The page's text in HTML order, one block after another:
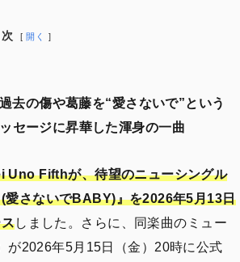
開く
去の傷や葛藤を“愛さないで”という
セージに昇華した渾身の一曲
Uno Fifthが、待望のニューシングル
愛さないでBABY)』を2026年5月13日
しました。さらに、同楽曲のミュー
が2026年5月15日（金）20時に公式